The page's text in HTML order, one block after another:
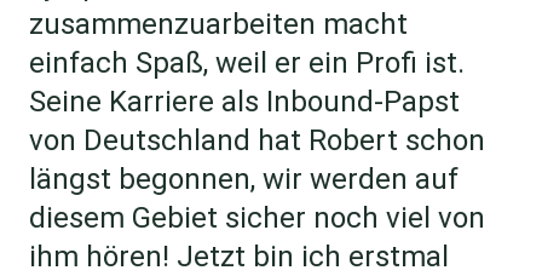
zusammenzuarbeiten macht
einfach Spaß, weil er ein Profi ist.
Seine Karriere als Inbound-Papst
von Deutschland hat Robert schon
längst begonnen, wir werden auf
diesem Gebiet sicher noch viel von
ihm hören! Jetzt bin ich erstmal